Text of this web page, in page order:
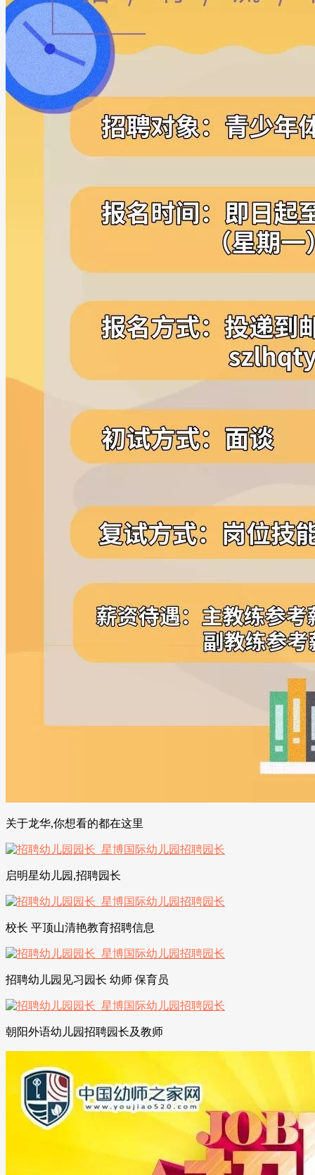
关于龙华,你想看的都在这里
启明星幼儿园,招聘园长
校长 平顶山清艳教育招聘信息
招聘幼儿园见习园长 幼师 保育员
朝阳外语幼儿园招聘园长及教师